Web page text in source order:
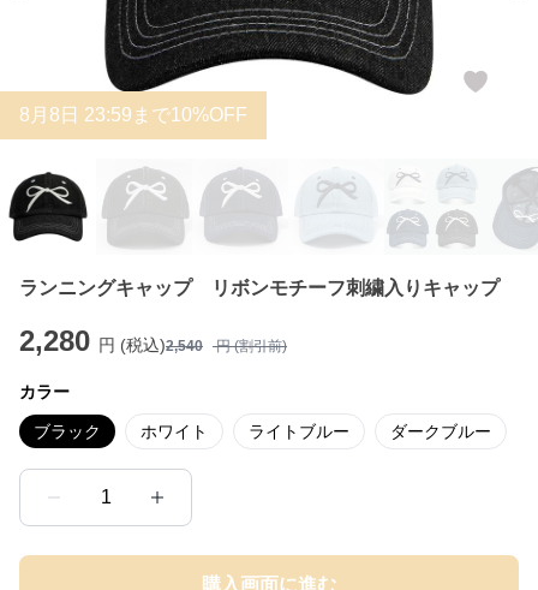
8 月 8 日 23:59まで10%OFF
ランニングキャップ リボンモチーフ刺繍入りキャップ
2,280 円 (税込)2,540 円 (割引前)
カラー
ブラック ホワイト ライトブルー ダークブルー
1
購入画面に進む